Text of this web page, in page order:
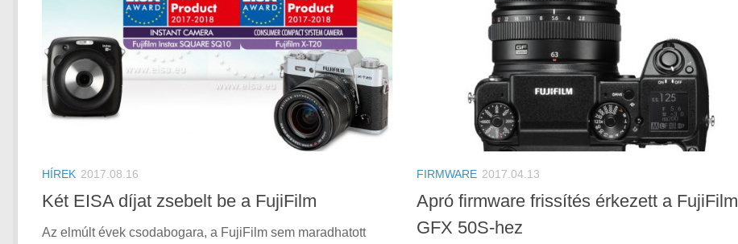
HÍREK 2017.08.16
Két EISA díjat zsebelt be a FujiFilm
Az elmúlt évek csodabogara, a FujiFilm sem maradhatott
FIRMWARE 2017.04.13
Apró firmware frissítés érkezett a FujiFilm
GFX 50S-hez